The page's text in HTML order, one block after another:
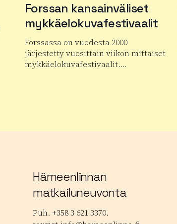
Forssan kansainväliset
mykkäelokuvafestivaalit
Forssassa on vuodesta 2000
järjestetty vuosittain viikon mittaiset
mykkäelokuvafestivaalit….
Hämeenlinnan
matkailuneuvonta
Puh. +358 3 621 3370.